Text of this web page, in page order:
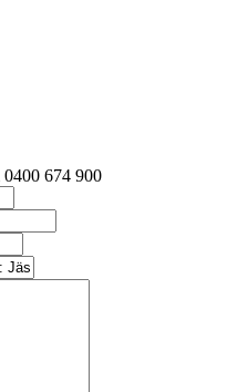
0400 674 900